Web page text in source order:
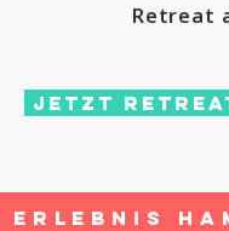
Retreat
Jetzt
Erlebnis